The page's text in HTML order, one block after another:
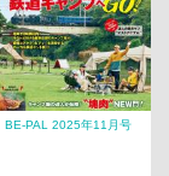
BE-PAL 2025年11月号